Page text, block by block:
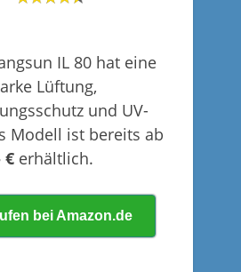
IL 80 hat eine
Lüftung,
und UV-
Modell ist bereits ab
€ erhältlich.
bei Amazon.de